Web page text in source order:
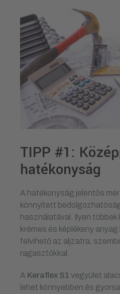
TIPP #1:
hatékonyság
A hatékonyság jelentős
könnyített
használatával. Ilyen többek
krémes és képlékeny
felvihető az aljzatra,
ragasztókkal.
A Keraflex S1 vegyület
lehet könnyebben és